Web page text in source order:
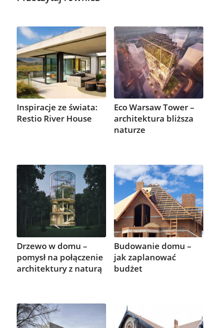
Inspiracje ze świata:
Restio River House
Eco Warsaw Tower –
architektura bliższa
naturze
Drzewo w domu –
pomysł na połączenie
architektury z naturą
Budowanie domu –
jak zaplanować
budżet